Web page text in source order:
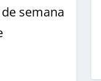
semana